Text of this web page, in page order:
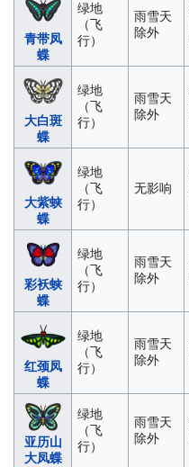
青带凤
蝶
绿地
（飞
行）
雨雪天
除外
大白斑
蝶
绿地
（飞
行）
雨雪天
除外
大紫蛱
蝶
绿地
（飞
行）
无影响
彩袄蛱
蝶
绿地
（飞
行）
雨雪天
除外
红颈凤
蝶
绿地
（飞
行）
雨雪天
除外
亚历山
大凤蝶
绿地
（飞
行）
雨雪天
除外